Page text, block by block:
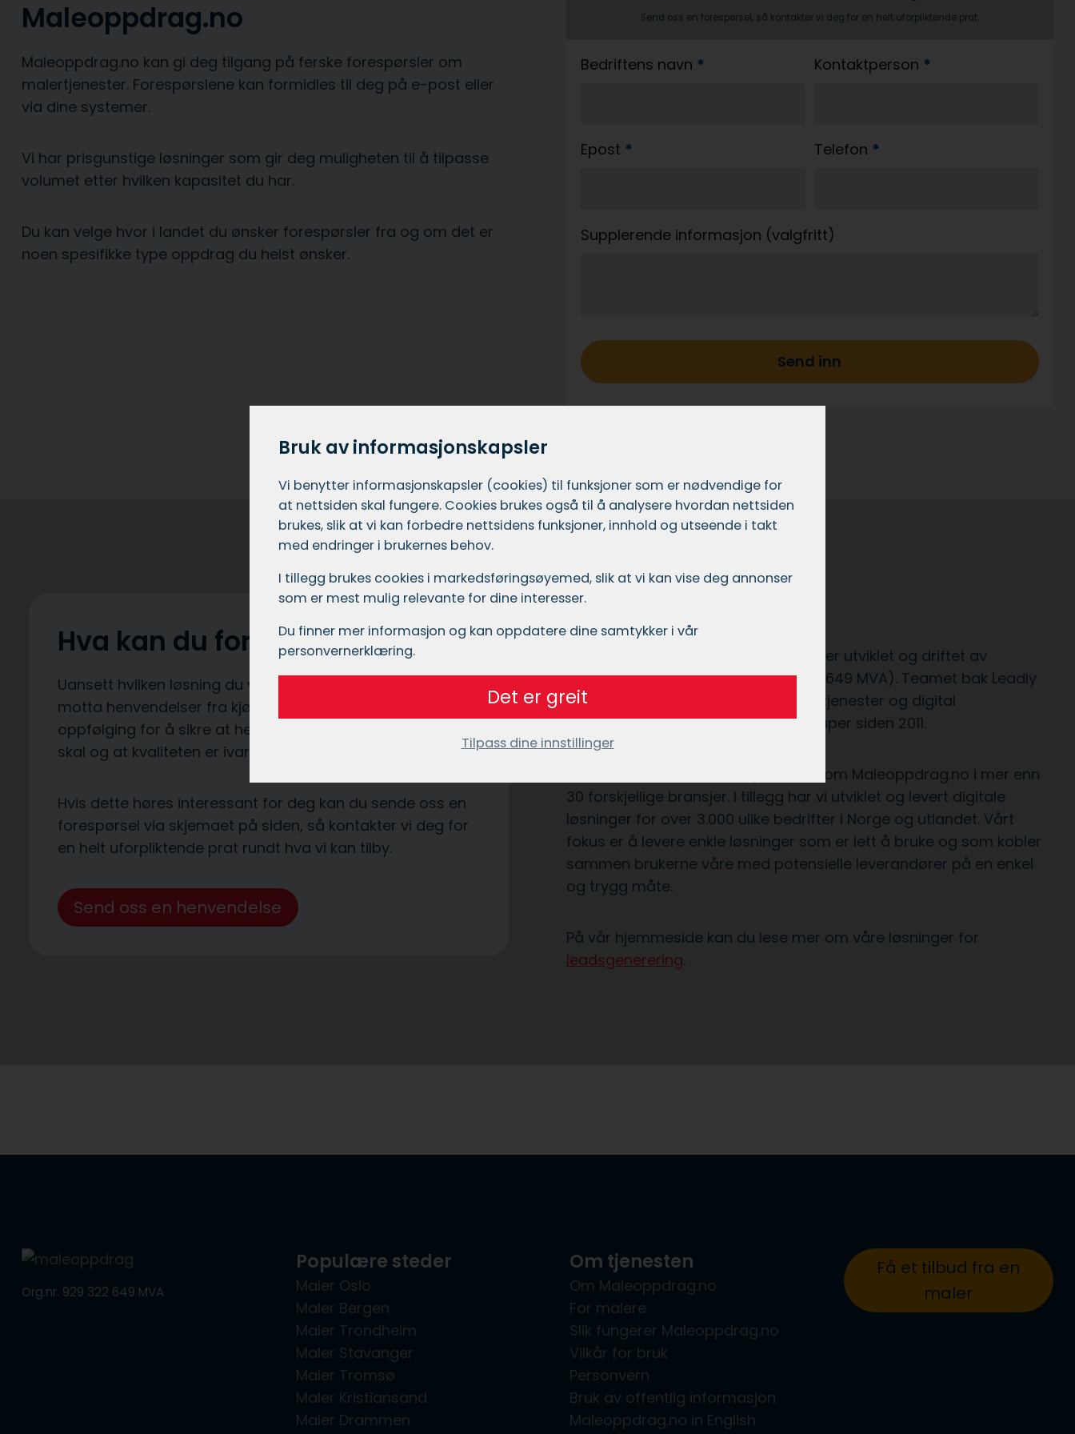
Maleoppdrag.no
Maleoppdrag.no kan gi deg tilgang på ferske forespørsler om
malertjenester. Forespørslene kan formidles til deg på e-post eller
via dine systemer.
Vi har prisgunstige løsninger som gir deg muligheten til å tilpasse
volumet etter hvilken kapasitet du har.
Du kan velge hvor i landet du ønsker forespørsler fra og om det er
noen spesifikke type oppdrag du helst ønsker.
Send oss en forespørsel, så kontakter vi deg for en helt uforpliktende prat.
b
l
r
r
_
Bedriftens navn * Kontaktperson *
Epost * Telefon *
Supplerende informasjon (valgfritt)
Send inn
Hva kan du forvente?
Uansett hvilken løsning du velger, så kan du forvente å
motta henvendelser fra kjøpeklare kunder. Du vil få tett
oppfølging for å sikre at henvendelsene kommer som de
skal og at kvaliteten er ivaretatt.
Hvis dette høres interessant for deg kan du sende oss en
forespørsel via skjemaet på siden, så kontakter vi deg for
en helt uforpliktende prat rundt hva vi kan tilby.
Send oss en henvendelse
Hvem er vi?
Maleoppdrag.no er en tjeneste som er utviklet og driftet av
selskapet Leadly AS (org.nr. 929 322 649 MVA). Teamet bak Leadly
har drevet med utvikling av digitale tjenester og digital
markedsføring gjennom egne selskaper siden 2011.
Vi har utviklet tilsvarende tjenester som Maleoppdrag.no i mer enn
30 forskjellige bransjer. I tillegg har vi utviklet og levert digitale
løsninger for over 3.000 ulike bedrifter i Norge og utlandet. Vårt
fokus er å levere enkle løsninger som er lett å bruke og som kobler
sammen brukerne våre med potensielle leverandører på en enkel
og trygg måte.
På vår hjemmeside kan du lese mer om våre løsninger for
leadsgenerering.
Org.nr. 929 322 649 MVA
Populære steder
Maler Oslo
Maler Bergen
Maler Trondheim
Maler Stavanger
Maler Tromsø
Maler Kristiansand
Maler Drammen
Om tjenesten
Om Maleoppdrag.no
For malere
Slik fungerer Maleoppdrag.no
Vilkår for bruk
Personvern
Bruk av offentlig informasjon
Maleoppdrag.no in English
Få et tilbud fra en
maler
Bruk av informasjonskapsler
Vi benytter informasjons­kapsler (cookies) til funksjoner som er nødvendige for
at nettsiden skal fungere. Cookies brukes også til å analysere hvordan nettsiden
brukes, slik at vi kan forbedre nettsidens funksjoner, innhold og utseende i takt
med endringer i brukernes behov.
I tillegg brukes cookies i markedsførings­øyemed, slik at vi kan vise deg annonser
som er mest mulig relevante for dine interesser.
Du finner mer informasjon og kan oppdatere dine samtykker i vår
personvernerklæring.
Det er greit
Tilpass dine innstillinger